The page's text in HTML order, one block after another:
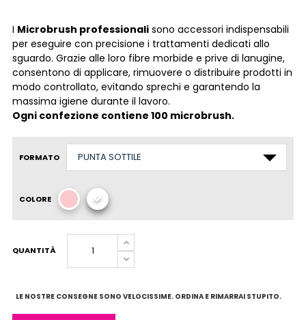
I Microbrush professionali sono accessori indispensabili
per eseguire con precisione i trattamenti dedicati allo
sguardo. Grazie alle loro fibre morbide e prive di lanugine,
consentono di applicare, rimuovere o distribuire prodotti in
modo controllato, evitando sprechi e garantendo la
massima igiene durante il lavoro.
Ogni confezione contiene 100 microbrush.
FORMATO
COLORE
QUANTITÀ
LE NOSTRE CONSEGNE SONO VELOCISSIME. ORDINA E RIMARRAI STUPITO.